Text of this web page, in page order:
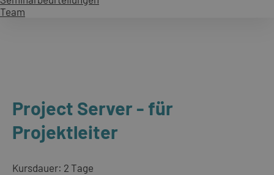
Team
Project Server - für
Projektleiter
Kursdauer: 2 Tage